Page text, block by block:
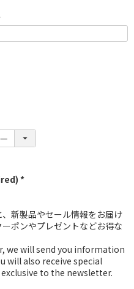
*
新製品やセール情報をお届け
ポンやプレゼントなどお得な
we will send you information
will also receive special
to the newsletter.